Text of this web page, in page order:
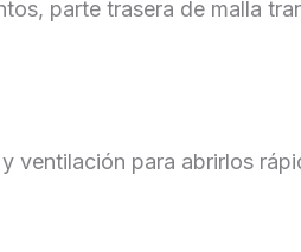
parte trasera de malla
ventilación para abrirlos